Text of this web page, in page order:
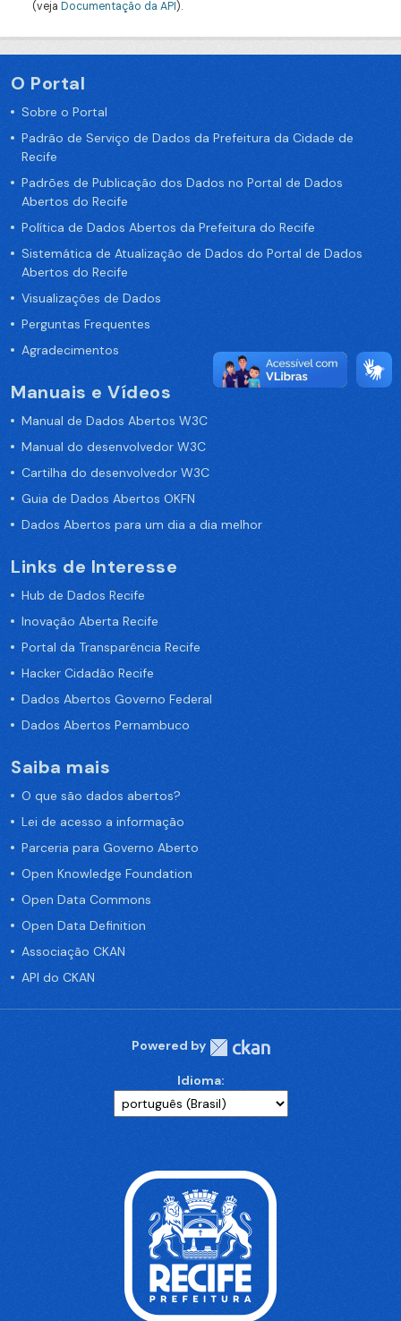
(veja Documentação da API).
O Portal
Sobre o Portal
Padrão de Serviço de Dados da Prefeitura da Cidade de
Recife
Padrões de Publicação dos Dados no Portal de Dados
Abertos do Recife
Política de Dados Abertos da Prefeitura do Recife
Sistemática de Atualização de Dados do Portal de Dados
Abertos do Recife
Visualizações de Dados
Perguntas Frequentes
Agradecimentos
Manuais e Vídeos
Manual de Dados Abertos W3C
Manual do desenvolvedor W3C
Cartilha do desenvolvedor W3C
Guia de Dados Abertos OKFN
Dados Abertos para um dia a dia melhor
Links de Interesse
Hub de Dados Recife
Inovação Aberta Recife
Portal da Transparência Recife
Hacker Cidadão Recife
Dados Abertos Governo Federal
Dados Abertos Pernambuco
Saiba mais
O que são dados abertos?
Lei de acesso a informação
Parceria para Governo Aberto
Open Knowledge Foundation
Open Data Commons
Open Data Definition
Associação CKAN
API do CKAN
Powered by
Idioma